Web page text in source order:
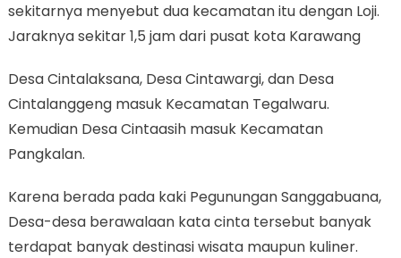
sekitarnya menyebut dua kecamatan itu dengan Loji.
Jaraknya sekitar 1,5 jam dari pusat kota Karawang
Desa Cintalaksana, Desa Cintawargi, dan Desa
Cintalanggeng masuk Kecamatan Tegalwaru.
Kemudian Desa Cintaasih masuk Kecamatan
Pangkalan.
Karena berada pada kaki Pegunungan Sanggabuana,
Desa-desa berawalaan kata cinta tersebut banyak
terdapat banyak destinasi wisata maupun kuliner.